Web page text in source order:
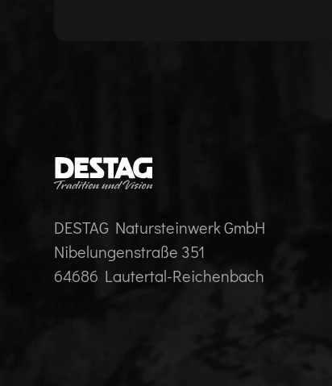
DESTAG Natursteinwerk GmbH
Nibelungenstraße 351
64686 Lautertal-Reichenbach